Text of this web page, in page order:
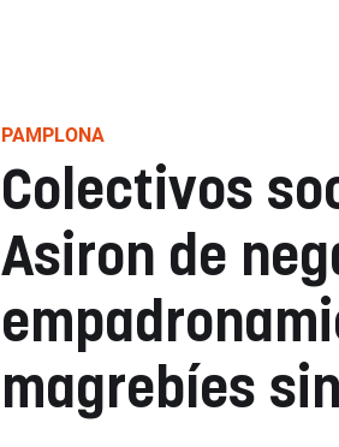
PAMPLONA
Colectivos
Asiron de
magrebíes